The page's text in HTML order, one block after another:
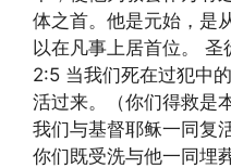
体之首。他是元始，是
以在凡事上居首位。
2:5 当我们死在过犯中
活过来。（你们得救是
我们与基督耶稣一同复
你们既受洗与他一同埋